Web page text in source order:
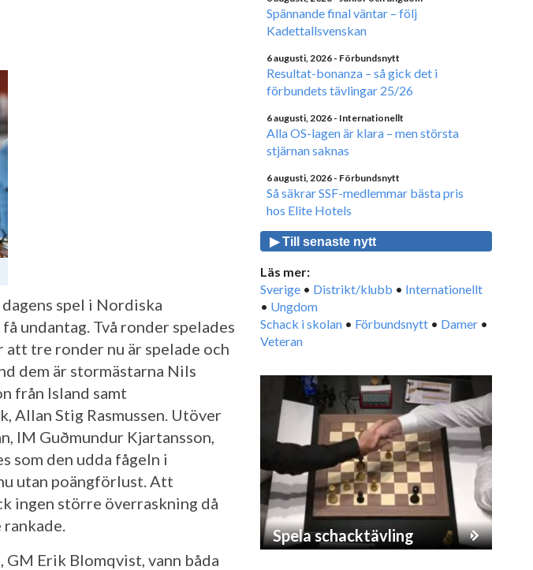
spel i Nordiska
undantag. Två ronder spelades
tre ronder nu är spelade och
dem är stormästarna Nils
från Island samt
Allan Stig Rasmussen. Utöver
IM Guðmundur Kjartansson,
som den udda fågeln i
utan poängförlust. Att
ingen större överraskning då
Erik Blomqvist, vann båda
Spännande final väntar – följ
Kadettallsvenskan
6 augusti, 2026 - Förbundsnytt
Resultat-bonanza – så gick det i
förbundets tävlingar 25/26
6 augusti, 2026 - Internationellt
Alla OS-lagen är klara – men största
stjärnan saknas
6 augusti, 2026 - Förbundsnytt
Så säkrar SSF-medlemmar bästa pris
hos Elite Hotels
▶ Till senaste nytt
Läs mer:
Sverige • Distrikt/klubb • Internationellt
• Ungdom
Schack i skolan • Förbundsnytt • Damer •
Veteran
Spela schacktävling